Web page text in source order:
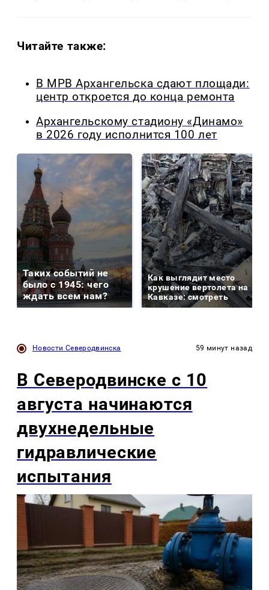
Читайте также:
В МРВ Архангельска сдают площади:
центр откроется до конца ремонта
Архангельскому стадиону «Динамо»
в 2026 году исполнится 100 лет
Таких событий не
было с 1945: чего
ждать всем нам?
Как выглядит место
крушение вертолета на
Кавказе: смотреть
Новости Северодвинска 59 минут назад
В Северодвинске с 10
августа начинаются
двухнедельные
гидравлические
испытания